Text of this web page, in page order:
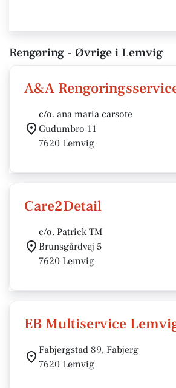
Rengøring - Øvrige i Lemvig
A&A
c/o. ana maria carsote
Gudumbro 11
7620 Lemvig
Care2Detail
c/o. Patrick TM
Brunsgårdvej 5
7620 Lemvig
EB Multiservice
Fabjergstad 89, Fabjerg
7620 Lemvig